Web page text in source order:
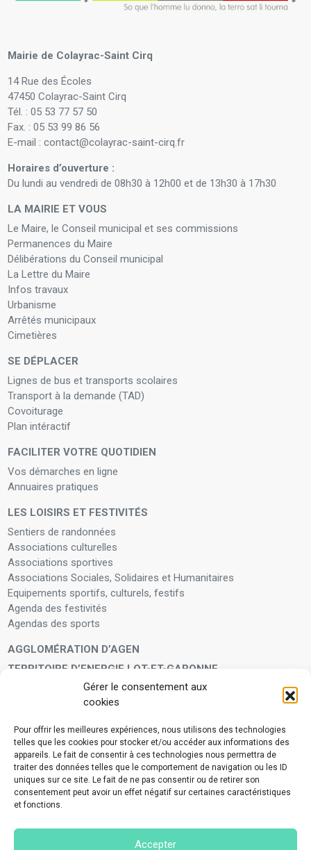
Gérer le consentement aux
cookies
Pour offrir les meilleures expériences, nous utilisons des technologies
telles que les cookies pour stocker et/ou accéder aux informations des
appareils. Le fait de consentir à ces technologies nous permettra de
traiter des données telles que le comportement de navigation ou les ID
uniques sur ce site. Le fait de ne pas consentir ou de retirer son
consentement peut avoir un effet négatif sur certaines caractéristiques
et fonctions.
Accepter
Mairie de Colayrac-Saint Cirq
14 Rue des Écoles
47450 Colayrac-Saint Cirq
Tél. : 05 53 77 57 50
Fax. : 05 53 99 86 56
E-mail : contact@colayrac-saint-cirq.fr
Horaires d’ouverture :
Du lundi au vendredi de 08h30 à 12h00 et de 13h30 à 17h30
LA MAIRIE ET VOUS
Le Maire, le Conseil municipal et ses commissions
Permanences du Maire
Délibérations du Conseil municipal
La Lettre du Maire
Infos travaux
Urbanisme
Arrêtés municipaux
Cimetières
SE DÉPLACER
Lignes de bus et transports scolaires
Transport à la demande (TAD)
Covoiturage
Plan intéractif
FACILITER VOTRE QUOTIDIEN
Vos démarches en ligne
Annuaires pratiques
LES LOISIRS ET FESTIVITÉS
Sentiers de randonnées
Associations culturelles
Associations sportives
Associations Sociales, Solidaires et Humanitaires
Equipements sportifs, culturels, festifs
Agenda des festivités
Agendas des sports
AGGLOMÉRATION D’AGEN
TERRITOIRE D’ENERGIE LOT-ET-GARONNE
Enfants et adolescents
VIVRE À VOS CÔTÉS
Service municipal d’aide administrative
Aide à la personne en difficulté
Télé-alerte